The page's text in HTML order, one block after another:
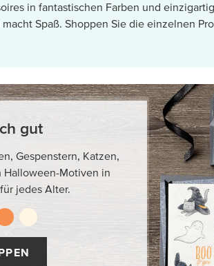
in fantastischen Farben und
Spaß. Shoppen Sie die einzelnen
gut
Gespenstern, Katzen,
Halloween-Motiven in
jedes Alter.